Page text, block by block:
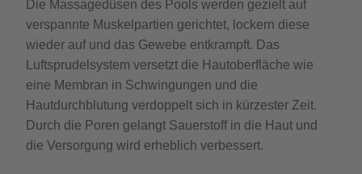
Die Massagedüsen des Pools werden gezielt auf
verspannte Muskelpartien gerichtet, lockern diese
wieder auf und das Gewebe entkrampft. Das
Luftsprudelsystem versetzt die Hautoberfläche wie
eine Membran in Schwingungen und die
Hautdurchblutung verdoppelt sich in kürzester Zeit.
Durch die Poren gelangt Sauerstoff in die Haut und
die Versorgung wird erheblich verbessert.